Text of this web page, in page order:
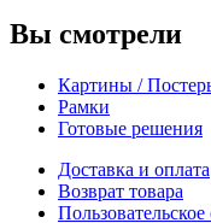
Вы смотрели
Картины /
Рамки
Готовые решения
Доставка и оплата
Возврат товара